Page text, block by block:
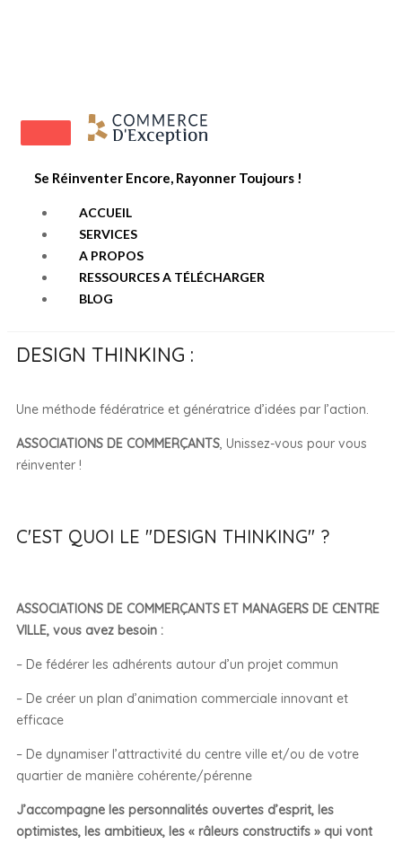
Se Réinventer Encore, Rayonner Toujours !
ACCUEIL
SERVICES
A PROPOS
RESSOURCES A TÉLÉCHARGER
BLOG
DESIGN THINKING :
Une méthode fédératrice et génératrice d’idées par l’action.
ASSOCIATIONS DE COMMERÇANTS, Unissez-vous pour vous
réinventer !
C'EST QUOI LE "DESIGN THINKING" ?
ASSOCIATIONS DE COMMERÇANTS ET MANAGERS DE CENTRE
VILLE, vous avez besoin :
– De fédérer les adhérents autour d’un projet commun
– De créer un plan d’animation commerciale innovant et
efficace
– De dynamiser l’attractivité du centre ville et/ou de votre
quartier de manière cohérente/pérenne
J’accompagne les personnalités ouvertes d’esprit, les
optimistes, les ambitieux, les « râleurs constructifs » qui vont